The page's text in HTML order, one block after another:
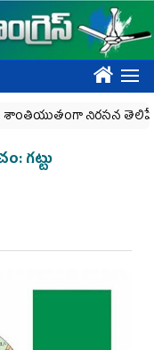
????
నిరసన తెలిపే
గట్టు